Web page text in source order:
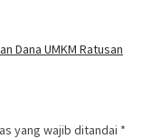
Dana UMKM Ratusan
yang wajib ditandai *